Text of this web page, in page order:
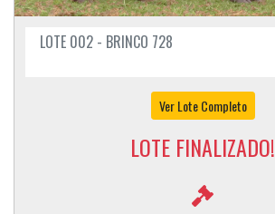
LOTE 002 - BRINCO 728
Ver Lote Completo
LOTE FINALIZADO!